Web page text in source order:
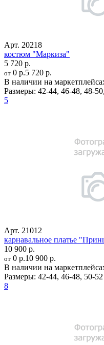
Арт. 20218
костюм "Маркиза"
5 720 р.
от 0 р.5 720 р.
В наличии на
Размеры: 42-44, 46-48, 48-50,
5
Арт. 21012
карнавальное платье
10 900 р.
от 0 р.10 900 р.
В наличии на
Размеры: 42-44, 46-48, 50-52
8